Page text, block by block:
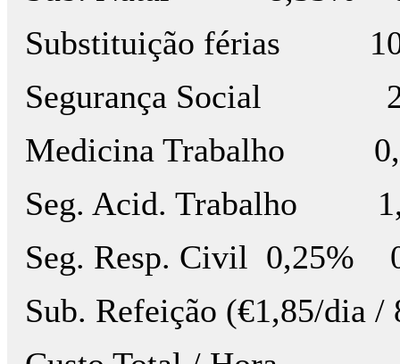
Substituição férias
Segurança Social
Medicina Trabalho
Seg. Acid. Trabalho
Seg. Resp. Civil 0,25%
Sub. Refeição